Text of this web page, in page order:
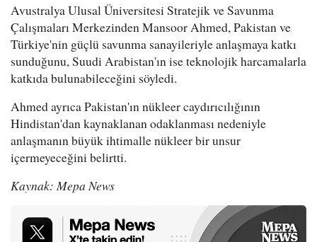
Avustralya Ulusal Üniversitesi Stratejik ve Savunma
Çalışmaları Merkezinden Mansoor Ahmed, Pakistan ve
Türkiye'nin güçlü savunma sanayileriyle anlaşmaya katkı
sunduğunu, Suudi Arabistan'ın ise teknolojik harcamalarla
katkıda bulunabileceğini söyledi.
Ahmed ayrıca Pakistan'ın nükleer caydırıcılığının
Hindistan'dan kaynaklanan odaklanması nedeniyle
anlaşmanın büyük ihtimalle nükleer bir unsur
içermeyeceğini belirtti.
Kaynak: Mepa News